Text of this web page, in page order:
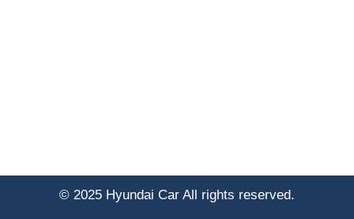
© 2025 Hyundai Car All rights reserved.